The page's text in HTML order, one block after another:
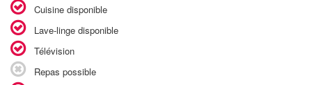
Cuisine disponible
Lave-linge disponible
Télévision
Repas possible